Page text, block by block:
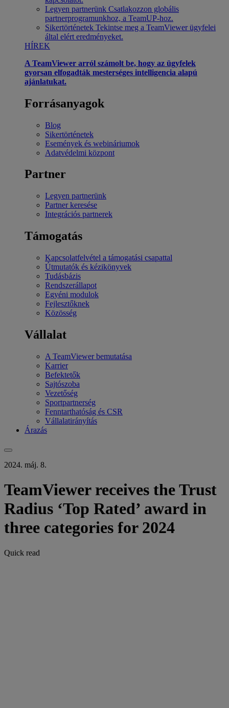
Legyen partnerünk Csatlakozzon globális
partnerprogramunkhoz, a TeamUP-hoz.
Sikertörténetek Tekintse meg a TeamViewer ügyfelei
által elért eredményeket.
HÍREK
A TeamViewer arról számolt be, hogy az ügyfelek
gyorsan elfogadták mesterséges intelligencia alapú
ajánlatukat.
Forrásanyagok
Blog
Sikertörténetek
Események és webináriumok
Adatvédelmi központ
Partner
Legyen partnerünk
Partner keresése
Integrációs partnerek
Támogatás
Kapcsolatfelvétel a támogatási csapattal
Útmutatók és kézikönyvek
Tudásbázis
Rendszerállapot
Egyéni modulok
Fejlesztőknek
Közösség
Vállalat
A TeamViewer bemutatása
Karrier
Befektetők
Sajtószoba
Vezetőség
Sportpartnerség
Fenntarthatóság és CSR
Vállalatirányítás
Árazás
2024. máj. 8.
TeamViewer receives the Trust
Radius ‘Top Rated’ award in
three categories for 2024
Quick read